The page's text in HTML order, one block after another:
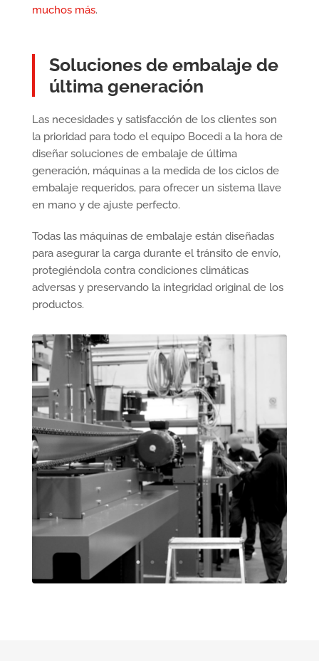
muchos más.
Soluciones de embalaje de
última generación
Las necesidades y satisfacción de los clientes son
la prioridad para todo el equipo Bocedi a la hora de
diseñar soluciones de embalaje de última
generación, máquinas a la medida de los ciclos de
embalaje requeridos, para ofrecer un sistema llave
en mano y de ajuste perfecto.
Todas las máquinas de embalaje están diseñadas
para asegurar la carga durante el tránsito de envío,
protegiéndola contra condiciones climáticas
adversas y preservando la integridad original de los
productos.